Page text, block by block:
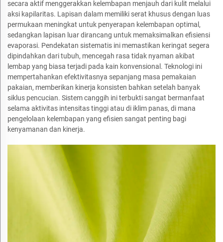
secara aktif menggerakkan kelembapan menjauh dari kulit melalui
aksi kapilaritas. Lapisan dalam memiliki serat khusus dengan luas
permukaan meningkat untuk penyerapan kelembapan optimal,
sedangkan lapisan luar dirancang untuk memaksimalkan efisiensi
evaporasi. Pendekatan sistematis ini memastikan keringat segera
dipindahkan dari tubuh, mencegah rasa tidak nyaman akibat
lembap yang biasa terjadi pada kain konvensional. Teknologi ini
mempertahankan efektivitasnya sepanjang masa pemakaian
pakaian, memberikan kinerja konsisten bahkan setelah banyak
siklus pencucian. Sistem canggih ini terbukti sangat bermanfaat
selama aktivitas intensitas tinggi atau di iklim panas, di mana
pengelolaan kelembapan yang efisien sangat penting bagi
kenyamanan dan kinerja.